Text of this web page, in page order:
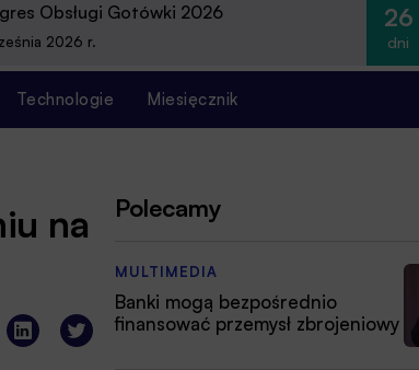
Obsługi Gotówki 2026
2026 r.
26
dni
Technologie Miesięcznik
na
Polecamy
MULTIMEDIA
Banki mogą bezpośrednio
finansować przemysł zbrojeniowy